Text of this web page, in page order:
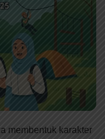
membentuk karakter